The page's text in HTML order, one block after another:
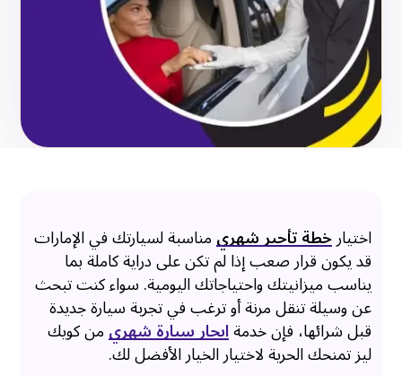
اختيارخطة تأجير شهريمناسبة لسيارتك في الإمارات
قد يكون قرار صعب إذا لم تكن على دراية كاملة بما
يناسب ميزانيتك واحتياجاتك اليومية. سواء كنت تبحث
عن وسيلة تنقل مرنة أو ترغب في تجربة سيارة جديدة
قبل شرائها، فإن خدمةايجار سيارة شهريمن كويك
ليز تمنحك الحرية لاختيار الخيار الأفضل لك.